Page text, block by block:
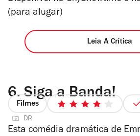
(para alugar)
Leia A Crítica
6. Siga a Banda!
Filmes
4/5
DR
Esta comédia dramática de